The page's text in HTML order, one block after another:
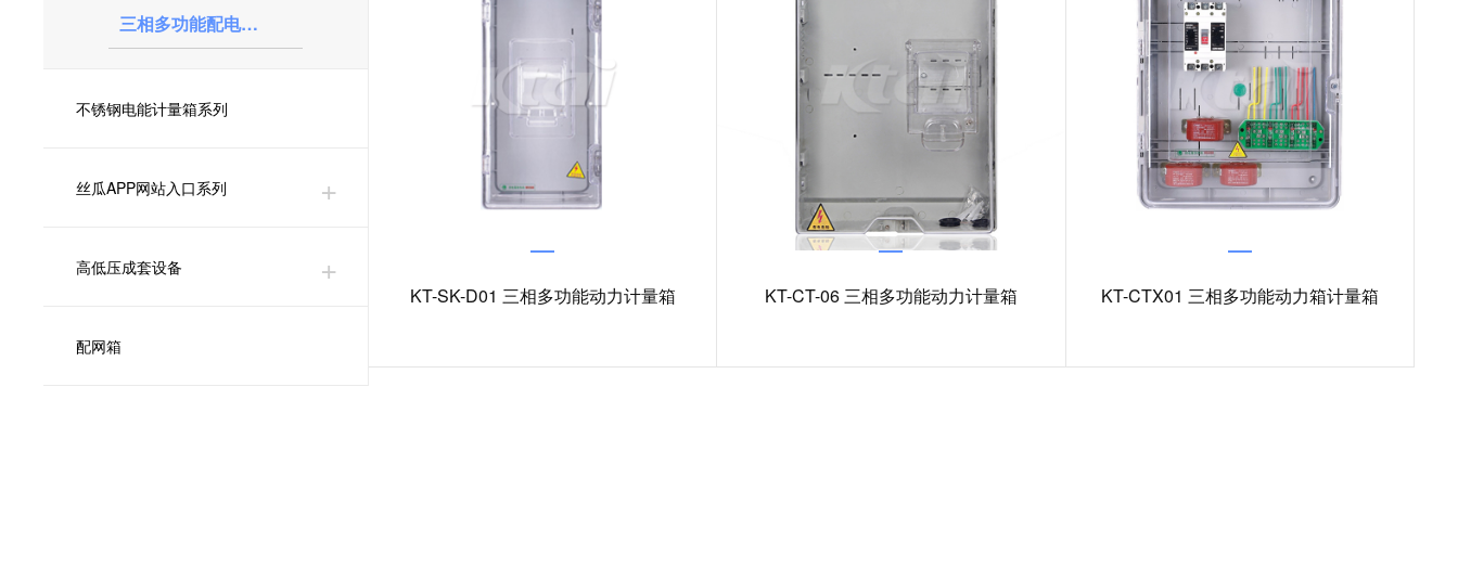
三相多功能配电箱（组合）
不锈钢电能计量箱系列
丝瓜APP网站入口系列
高低压成套设备
配网箱
KT-SK-D01 三相多功能动力计量箱 KT-CT-06 三相多功能动力计量箱 KT-CTX01 三相多功能动力箱计量箱